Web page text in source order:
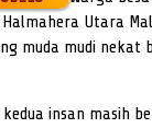
Halmahera Utara
muda mudi nekat
insan masih